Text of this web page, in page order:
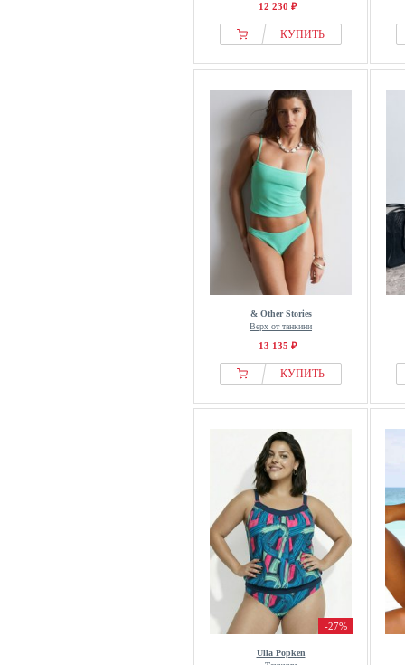
12 230 ₽
КУПИТЬ
& Other Stories
Верх от танкини
13 135 ₽
КУПИТЬ
-27%
Ulla Popken